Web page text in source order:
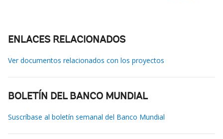
ENLACES RELACIONADOS
Ver documentos relacionados con los proyectos
BOLETÍN DEL BANCO MUNDIAL
Suscríbase al boletín semanal del Banco Mundial